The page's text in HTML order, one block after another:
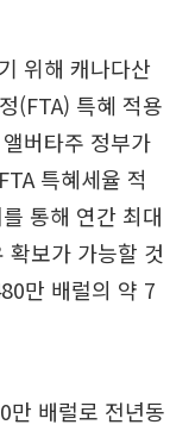
위해 캐나다산
(FTA) 특혜 적용
버타주 정부가
특혜세율 적
통해 연간 최대
보가 가능할 것
만 배럴의 약 7
만 배럴로 전년동